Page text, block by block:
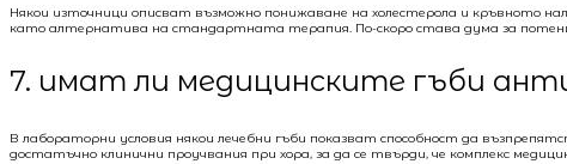
Някои източници описват възможно понижаване на холестерола и кръвното
като алтернатива на стандартната терапия. По-скоро става дума за
7. имат ли медицинските гъби
В лабораторни условия някои лечебни гъби показват способност да
достатъчно клинични проучвания при хора, за да се твърди, че комплекс